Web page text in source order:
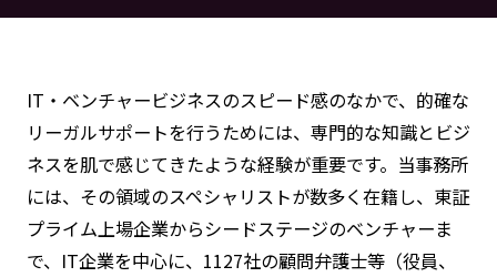
IT・ベンチャービジネスのスピード感のなかで、的確な
リーガルサポートを行うためには、専門的な知識とビジ
ネスを肌で感じてきたような経験が重要です。当事務所
には、その領域のスペシャリストが数多く在籍し、東証
プライム上場企業からシードステージのベンチャーま
で、IT企業を中心に、1127社の顧問弁護士等（役員、